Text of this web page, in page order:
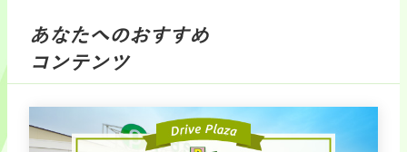
あなたへのおすすめ
コンテンツ